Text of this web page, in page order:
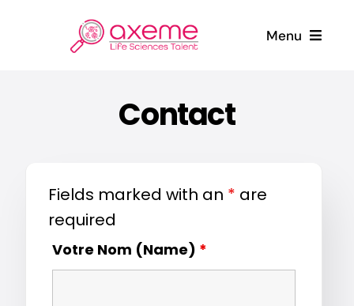
Menu
Companies
News
Contact
Fields marked with an * are
required
Votre Nom (Name) *